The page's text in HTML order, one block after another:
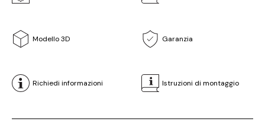
Modello 3D Garanzia
Richiedi informazioni Istruzioni di montaggio